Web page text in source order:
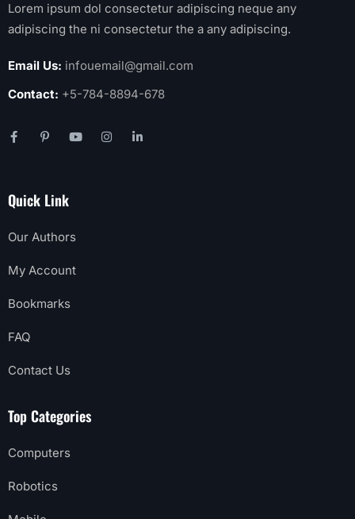
Lorem ipsum dol consectetur adipiscing neque any
adipiscing the ni consectetur the a any adipiscing.
Email Us: infouemail@gmail.com
Contact: +5-784-8894-678
Quick Link
Our Authors
My Account
Bookmarks
FAQ
Contact Us
Top Categories
Computers
Robotics